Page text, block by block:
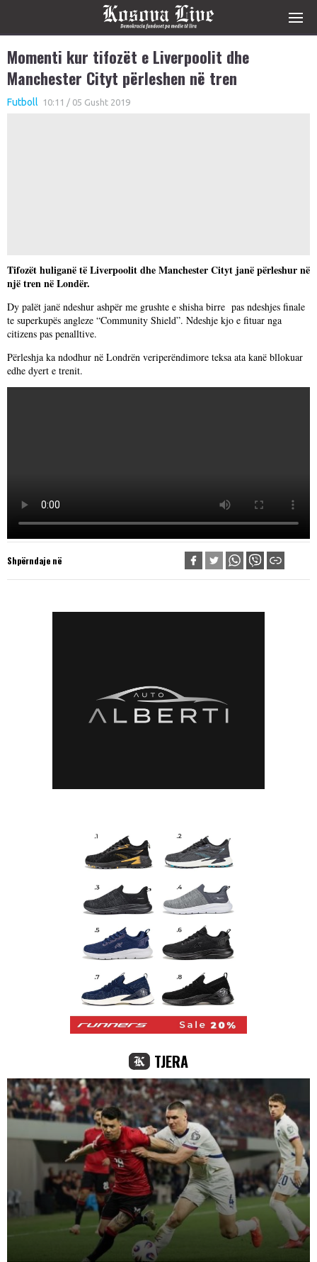
Momenti kur tifozët e Liverpoolit dhe
Manchester Cityt përleshen në tren
Futboll 10:11 / 05 Gusht 2019
Tifozët huliganë të Liverpoolit dhe Manchester Cityt janë përleshur në
një tren në Londër.
Dy palët janë ndeshur ashpër me grushte e shisha birre pas ndeshjes finale
te superkupës angleze “Community Shield”. Ndeshje kjo e fituar nga
citizens pas penalltive.
Përleshja ka ndodhur në Londrën veriperëndimore teksa ata kanë bllokuar
edhe dyert e trenit.
Shpërndaje në
TJERA